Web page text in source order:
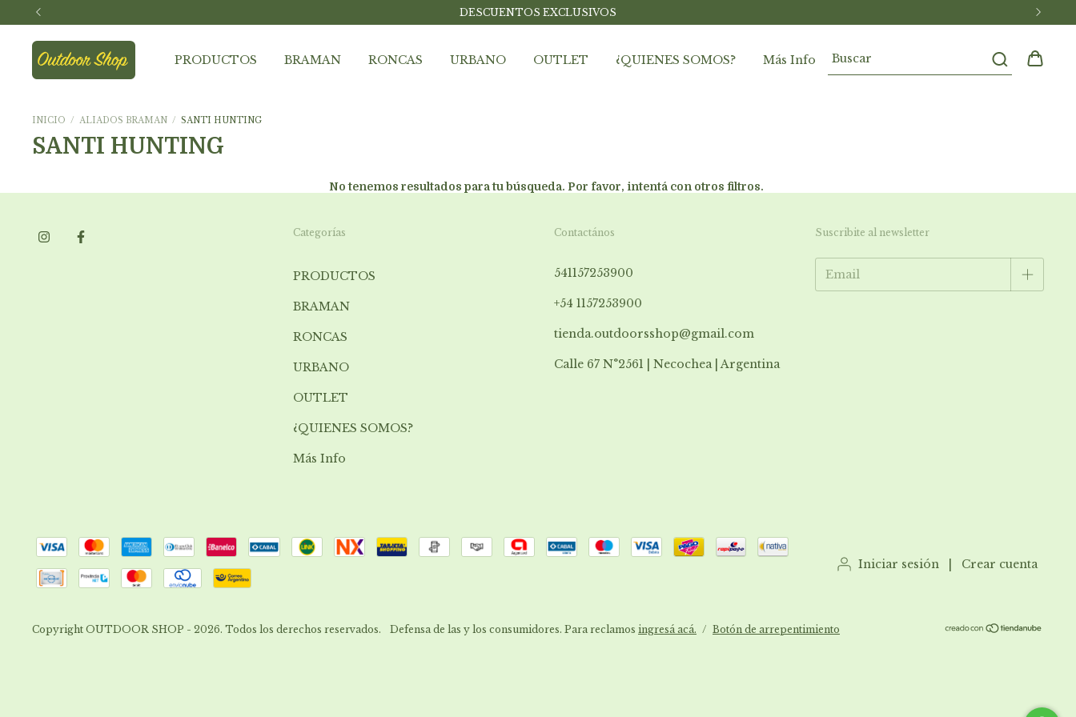
DESCUENTOS EXCLUSIVOS
PRODUCTOS BRAMAN RONCAS URBANO OUTLET ¿QUIENES SOMOS? Más Info
INICIO / ALIADOS BRAMAN / SANTI HUNTING
SANTI HUNTING
No tenemos resultados para tu búsqueda. Por favor, intentá con otros filtros.
Categorías
PRODUCTOS
BRAMAN
RONCAS
URBANO
OUTLET
¿QUIENES SOMOS?
Más Info
Contactános
541157253900
+54 1157253900
tienda.outdoorsshop@gmail.com
Calle 67 N°2561 | Necochea | Argentina
Suscribite al newsletter
Iniciar sesión Crear cuenta
Copyright OUTDOOR SHOP - 2026. Todos los derechos reservados. Defensa de las y los consumidores. Para reclamos ingresá acá. / Botón de arrepentimiento